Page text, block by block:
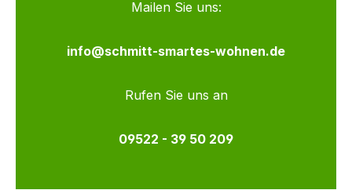
Mailen Sie uns:
info@schmitt-smartes-wohnen.de
Rufen Sie uns an
09522 - 39 50 209